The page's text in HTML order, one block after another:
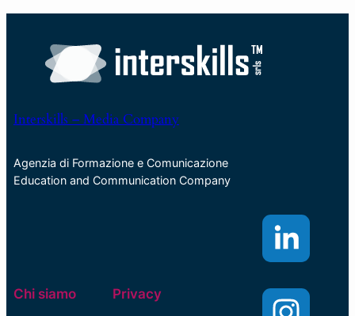
Interskills – Media Company
Agenzia di Formazione e Comunicazione
Education and Communication Company
Chi siamo Privacy